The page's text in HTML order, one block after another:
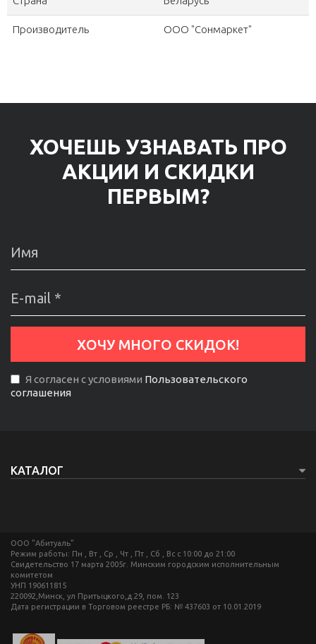
Производитель ООО "Сонмаркет"
ХОЧЕШЬ УЗНАВАТЬ ПРО
АКЦИИ И СКИДКИ
ПЕРВЫМ?
Я согласен с условиями Пользовательского
соглашения
КАТАЛОГ
ООО "Абитуаль"
Режим работы: Пн , Вт , Ср , Чт , Пт , Сб , Вс c 10:00 до 21:00
Свидетельство 17 марта 2005г. Минским городским исполнительным
комитетом
УНП 190611815
220092,Минск, ул Притыцкого,д.29, пом. 123
Дата регистрации в Торговом реестре РБ: № 437603 от 10.01.2019